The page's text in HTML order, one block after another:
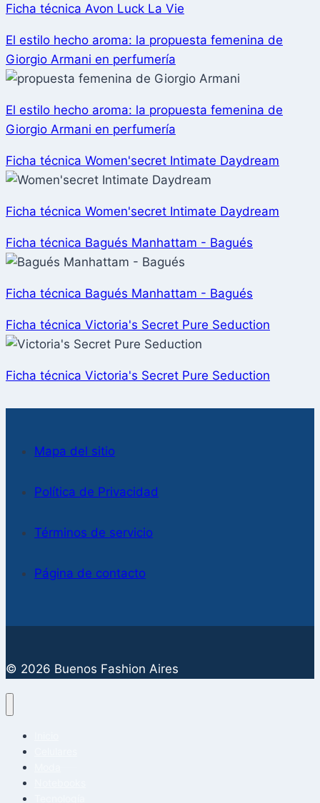
Ficha técnica Avon Luck La Vie
El estilo hecho aroma: la propuesta femenina de
Giorgio Armani en perfumería
El estilo hecho aroma: la propuesta femenina de
Giorgio Armani en perfumería
Ficha técnica Women'secret Intimate Daydream
Ficha técnica Women'secret Intimate Daydream
Ficha técnica Bagués Manhattam - Bagués
Ficha técnica Bagués Manhattam - Bagués
Ficha técnica Victoria's Secret Pure Seduction
Ficha técnica Victoria's Secret Pure Seduction
Mapa del sitio
Política de Privacidad
Términos de servicio
Página de contacto
© 2026 Buenos Fashion Aires